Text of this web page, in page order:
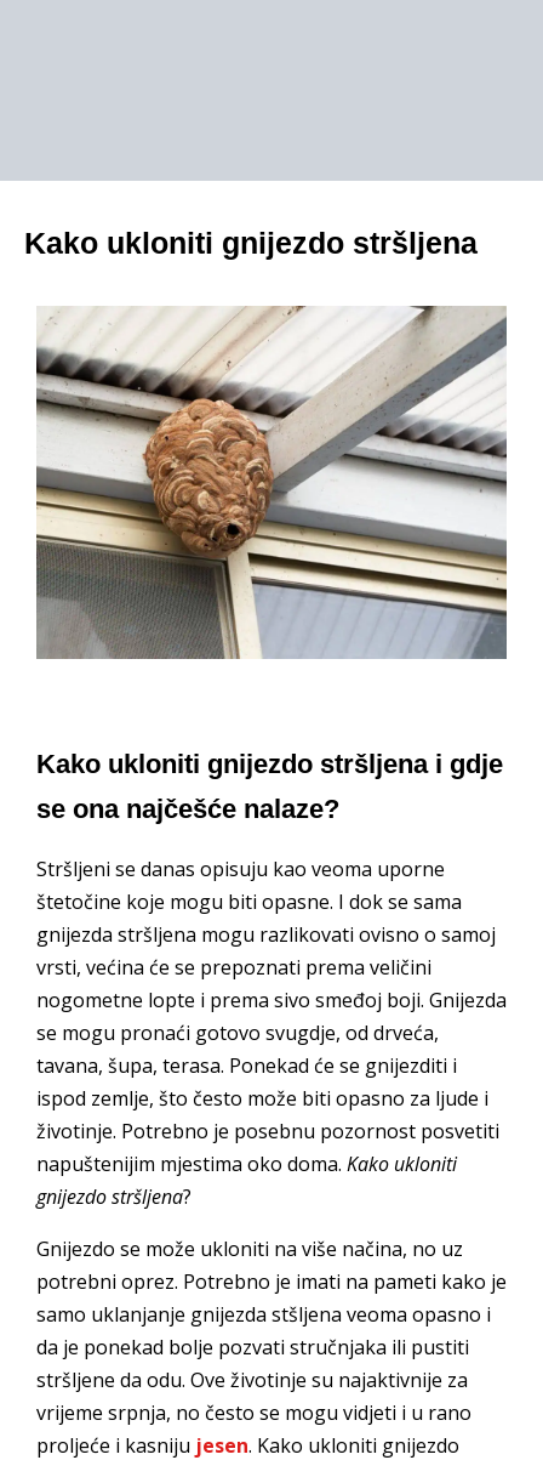
Kako ukloniti gnijezdo stršljena
Kako ukloniti gnijezdo stršljena i gdje
se ona najčešće nalaze?
Stršljeni se danas opisuju kao veoma uporne
štetočine koje mogu biti opasne. I dok se sama
gnijezda stršljena mogu razlikovati ovisno o samoj
vrsti, većina će se prepoznati prema veličini
nogometne lopte i prema sivo smeđoj boji. Gnijezda
se mogu pronaći gotovo svugdje, od drveća,
tavana, šupa, terasa. Ponekad će se gnijezditi i
ispod zemlje, što često može biti opasno za ljude i
životinje. Potrebno je posebnu pozornost posvetiti
napuštenijim mjestima oko doma. Kako ukloniti
gnijezdo stršljena?
Gnijezdo se može ukloniti na više načina, no uz
potrebni oprez. Potrebno je imati na pameti kako je
samo uklanjanje gnijezda stšljena veoma opasno i
da je ponekad bolje pozvati stručnjaka ili pustiti
stršljene da odu. Ove životinje su najaktivnije za
vrijeme srpnja, no često se mogu vidjeti i u rano
proljeće i kasniju jesen. Kako ukloniti gnijezdo